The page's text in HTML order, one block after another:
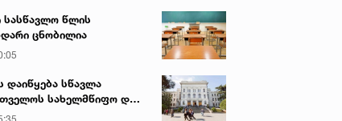
სასწავლო წლის
ცნობილია
დაიწყება სწავლა
სახელმწიფო და